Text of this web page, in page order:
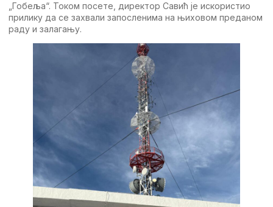
„Гобеља“. Током посете, директор Савић је искористио
прилику да се захвали запосленима на њиховом преданом
раду и залагању.